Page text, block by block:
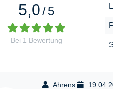
5,0/5
Bei 1 Bewertung
Ahrens